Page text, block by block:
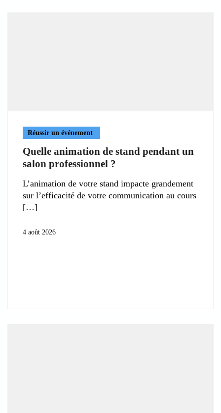
Réussir un événement
Quelle animation de stand pendant un
salon professionnel ?
L’animation de votre stand impacte grandement
sur l’efficacité de votre communication au cours
4 août 2026